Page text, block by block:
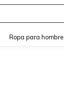
Ropa para hombre